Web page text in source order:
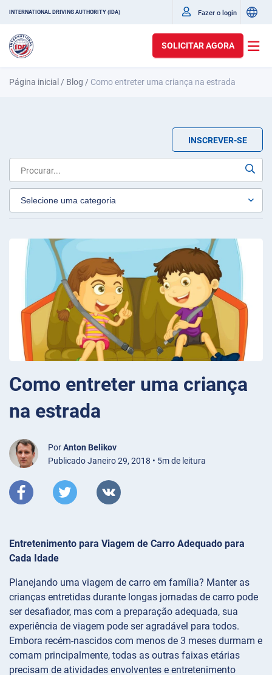
INTERNATIONAL DRIVING AUTHORITY (IDA) Fazer o login
SOLICITAR AGORA
Página inicial / Blog / Como entreter uma criança na estrada
INSCREVER-SE
Como entreter uma criança
na estrada
PorAnton Belikov
Publicado Janeiro 29, 2018 • 5m de leitura
Entretenimento para Viagem de Carro Adequado para
Cada Idade
Planejando uma viagem de carro em família? Manter as
crianças entretidas durante longas jornadas de carro pode
ser desafiador, mas com a preparação adequada, sua
experiência de viagem pode ser agradável para todos.
Embora recém-nascidos com menos de 3 meses durmam e
comam principalmente, todas as outras faixas etárias
precisam de atividades envolventes e entretenimento